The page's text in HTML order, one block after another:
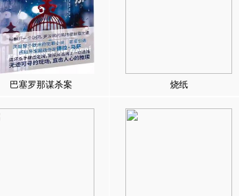
巴塞罗那谋杀案 烧纸